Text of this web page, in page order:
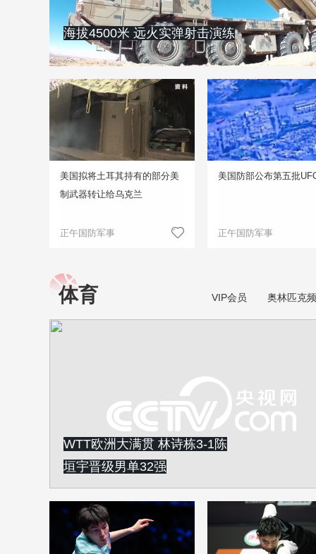
海拔4500米 远火实弹射击演练
美国拟将土耳其持有的部分美
制武器转让给乌克兰
正午国防军事
美国防部公布第五批
正午国防军事
体育 VIP会员 奥林匹克
WTT欧洲大满贯 林诗栋3-1陈
垣宇晋级男单32强